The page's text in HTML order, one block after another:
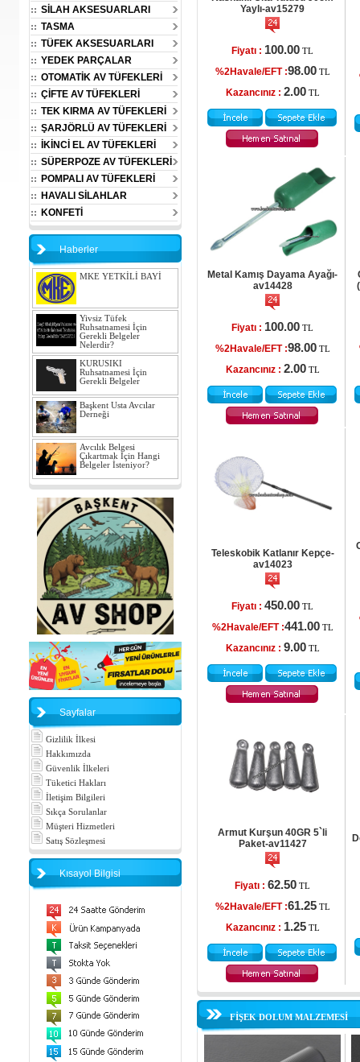
SİLAH AKSESUARLARI
TASMA
TÜFEK AKSESUARLARI
YEDEK PARÇALAR
OTOMATİK AV TÜFEKLERİ
ÇİFTE AV TÜFEKLERİ
TEK KIRMA AV TÜFEKLERİ
ŞARJÖRLÜ AV TÜFEKLERİ
İKİNCİ EL AV TÜFEKLERİ
SÜPERPOZE AV TÜFEKLERİ
POMPALI AV TÜFEKLERİ
HAVALI SİLAHLAR
KONFETİ
Haberler
MKE YETKİLİ BAYİ
Yivsiz Tüfek
Ruhsatnamesi İçin
Gerekli Belgeler
Nelerdir?
KURUSIKI
Ruhsatnamesi İçin
Gerekli Belgeler
Başkent Usta Avcılar
Derneği
Avcılık Belgesi
Çıkartmak İçin Hangi
Belgeler İsteniyor?
Sayfalar
Gizlilik İlkesi
Hakkımızda
Güvenlik İlkeleri
Tüketici Hakları
İletişim Bilgileri
Sıkça Sorulanlar
Müşteri Hizmetleri
Satış Sözleşmesi
Kısayol Bilgisi
Yaylı-av15279
Fiyatı : 100.00 TL
%2Havale/EFT :98.00 TL
Kazancınız : 2.00 TL
Metal Kamış Dayama Ayağı-
av14428
Fiyatı : 100.00 TL
%2Havale/EFT :98.00 TL
Kazancınız : 2.00 TL
Teleskobik Katlanır Kepçe-
av14023
Fiyatı : 450.00 TL
%2Havale/EFT :441.00 TL
Kazancınız : 9.00 TL
Armut Kurşun 40GR 5`li
Paket-av11427
Fiyatı : 62.50 TL
%2Havale/EFT :61.25 TL
Kazancınız : 1.25 TL
FİŞEK DOLUM MALZEMESİ
98.00 TL
2.00 TL
%2Havale/EFT :98.00
2.00
%2Havale/EFT : 98.00
Kazancınız :